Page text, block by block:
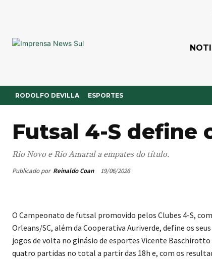
RODOLFO DEVILLA ESPORTES
Futsal 4-S define
Rio Novo e Rio Amaral a empates do título.
Publicado por Reinaldo Coan 19/06/2026
O Campeonato de futsal promovido pelos Clubes 4-S,
Orleans/SC, além da Cooperativa Auriverde, define os
jogos de volta no ginásio de esportes Vicente
quatro partidas no total a partir das 18h e, com os